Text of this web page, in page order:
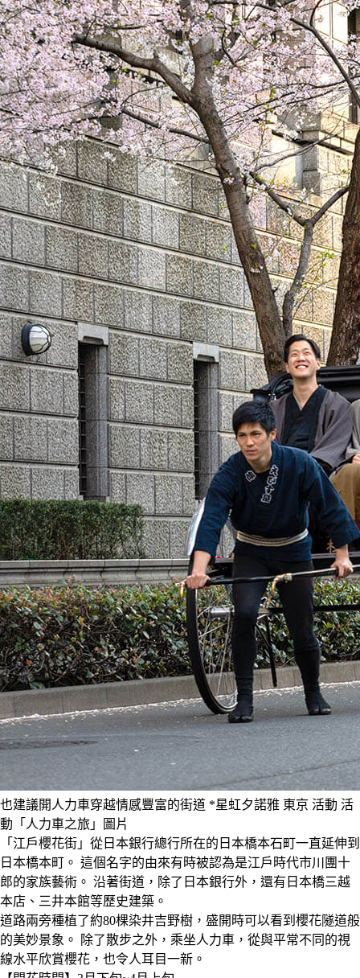
也建議開人力車穿越情感豐富的街道 *星虹夕諾雅 東京 活動 活
動「人力車之旅」圖片
「江戶櫻花街」從日本銀行總行所在的日本橋本石町一直延伸到
日本橋本町。 這個名字的由來有時被認為是江戶時代市川團十
郎的家族藝術。 沿著街道，除了日本銀行外，還有日本橋三越
本店、三井本館等歷史建築。
道路兩旁種植了約80棵染井吉野樹，盛開時可以看到櫻花隧道般
的美妙景象。 除了散步之外，乘坐人力車，從與平常不同的視
線水平欣賞櫻花，也令人耳目一新。